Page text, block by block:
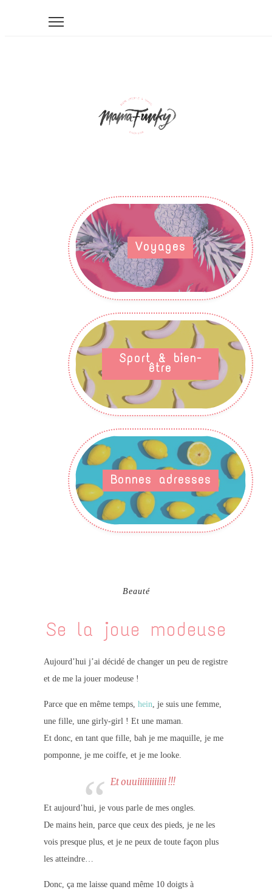
Voyages
Sport & bien-
être
Bonnes adresses
Beauté
Se la joue modeuse
Aujourd’hui j’ai décidé de changer un peu de registre
et de me la jouer modeuse !
Parce que en même temps, hein , je suis une femme,
une fille, une girly-girl ! Et une maman.
Et donc, en tant que fille, bah je me maquille, je me
pomponne, je me coiffe, et je me looke.
Et ouuiiiiiiiiiiii !!!
Et aujourd’hui, je vous parle de mes ongles.
De mains hein, parce que ceux des pieds, je ne les
vois presque plus, et je ne peux de toute façon plus
les atteindre…
Donc, ça me laisse quand même 10 doigts à